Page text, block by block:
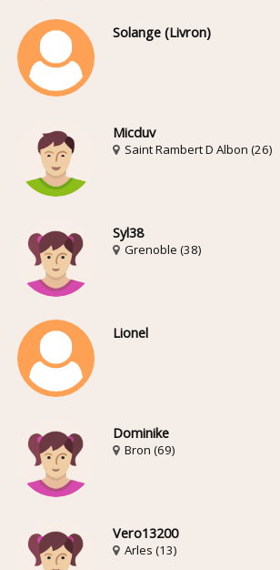
Solange (Livron)
Micduv
Saint Rambert D Albon (26)
Syl38
Grenoble (38)
Lionel
Dominike
Bron (69)
Vero13200
Arles (13)